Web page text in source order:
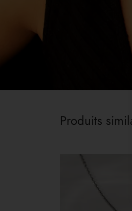
Produits